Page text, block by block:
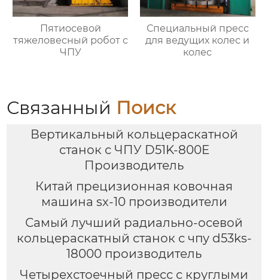
Пятиосевой
тяжеловесный робот с
ЧПУ
Специальный пресс
для ведущих колес и
колес
Связанный Поиск
Вертикальный кольцераскатной
станок с ЧПУ D51K-800E
Производитель
Китай прецизионная ковочная
машина sx-10 производители
Самый лучший радиально-осевой
кольцераскатный станок с чпу d53ks-
18000 производитель
Четырехстоечный пресс с круглыми